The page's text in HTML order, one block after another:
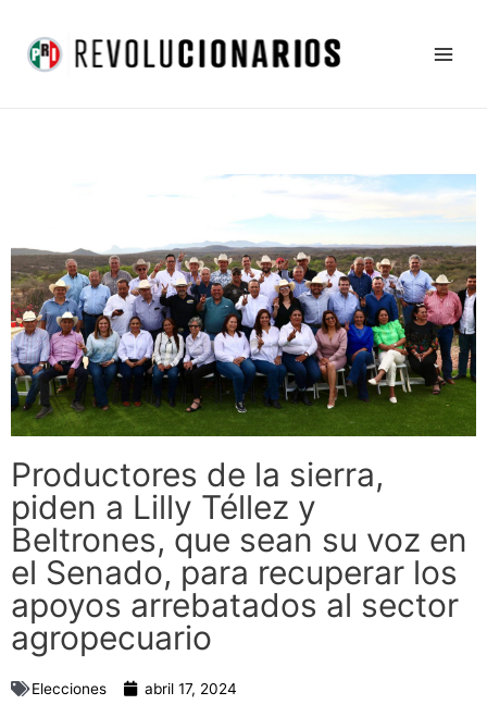
contenido
Productores de la sierra,
piden a Lilly Téllez y
Beltrones, que sean su voz en
el Senado, para recuperar los
apoyos arrebatados al sector
agropecuario
Elecciones abril 17, 2024